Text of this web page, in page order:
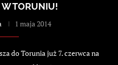
TORUNIU!
1 maja 2014
do Torunia już 7. czerwca na